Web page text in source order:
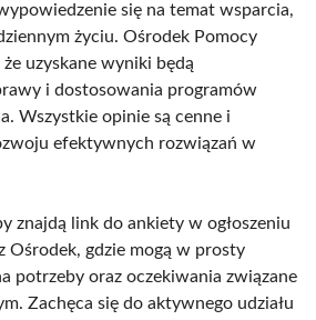
się na temat wsparcia,
życiu. Ośrodek Pomocy
uzyskane wyniki będą
i dostosowania programów
Wszystkie opinie są cenne i
efektywnych rozwiązań w
znajdą link do ankiety w ogłoszeniu
Ośrodek, gdzie mogą w prosty
potrzeby oraz oczekiwania związane
Zachęca się do aktywnego udziału